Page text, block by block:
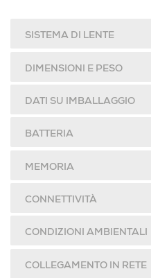
SISTEMA DI LENTE
DIMENSIONI E PESO
DATI SU IMBALLAGGIO
BATTERIA
MEMORIA
CONNETTIVITÀ
CONDIZIONI AMBIENTALI
COLLEGAMENTO IN RETE